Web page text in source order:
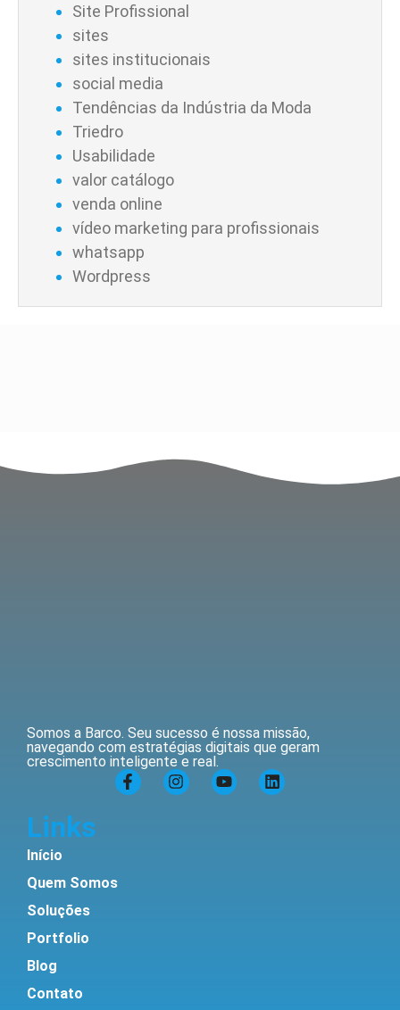
Site Profissional
sites
sites institucionais
social media
Tendências da Indústria da Moda
Triedro
Usabilidade
valor catálogo
venda online
vídeo marketing para profissionais
whatsapp
Wordpress
Somos a Barco. Seu sucesso é nossa missão,
navegando com estratégias digitais que geram
crescimento inteligente e real.
Links
Início
Quem Somos
Soluções
Portfolio
Blog
Contato